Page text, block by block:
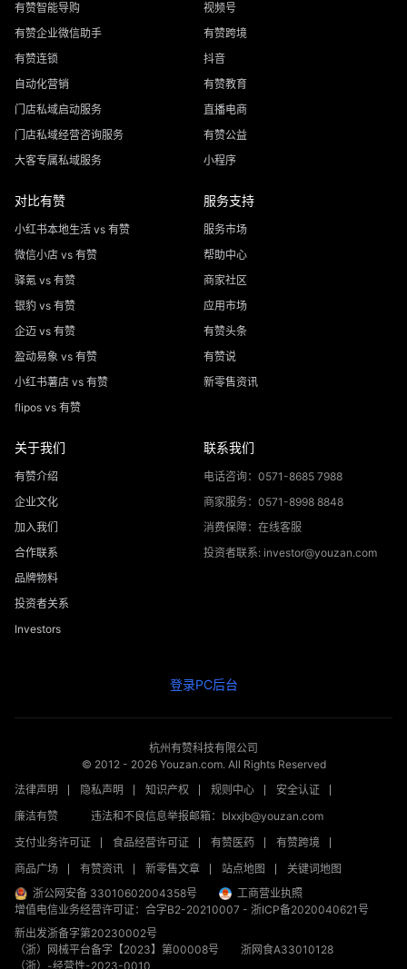
有赞智能导购
有赞企业微信助手
有赞连锁
自动化营销
门店私域启动服务
门店私域经营咨询服务
大客专属私域服务
视频号
有赞跨境
抖音
有赞教育
直播电商
有赞公益
小程序
对比有赞
小红书本地生活 vs 有赞
微信小店 vs 有赞
驿氪 vs 有赞
银豹 vs 有赞
企迈 vs 有赞
盈动易象 vs 有赞
小红书薯店 vs 有赞
flipos vs 有赞
服务支持
服务市场
帮助中心
商家社区
应用市场
有赞头条
有赞说
新零售资讯
关于我们
有赞介绍
企业文化
加入我们
合作联系
品牌物料
投资者关系
Investors
联系我们
电话咨询：0571-8685 7988
商家服务：0571-8998 8848
消费保障：在线客服
投资者联系: investor@youzan.com
登录PC后台
杭州有赞科技有限公司
© 2012 - 2026Youzan.com. All Rights Reserved
法律声明
隐私声明 知识产权 规则中心
安全认证
廉洁有赞
违法和不良信息举报邮箱：blxxjb@youzan.com
支付业务许可证
食品经营许可证 有赞医药
有赞跨境
商品广场
有赞资讯 新零售文章 站点地图
关键词地图
浙公网安备 33010602004358号
工商营业执照
增值电信业务经营许可证：合字B2-20210007 - 浙ICP备2020040621号
新出发浙备字第20230002号
（浙）网械平台备字【2023】第00008号
浙网食A33010128
（浙）-经营性-2023-0010